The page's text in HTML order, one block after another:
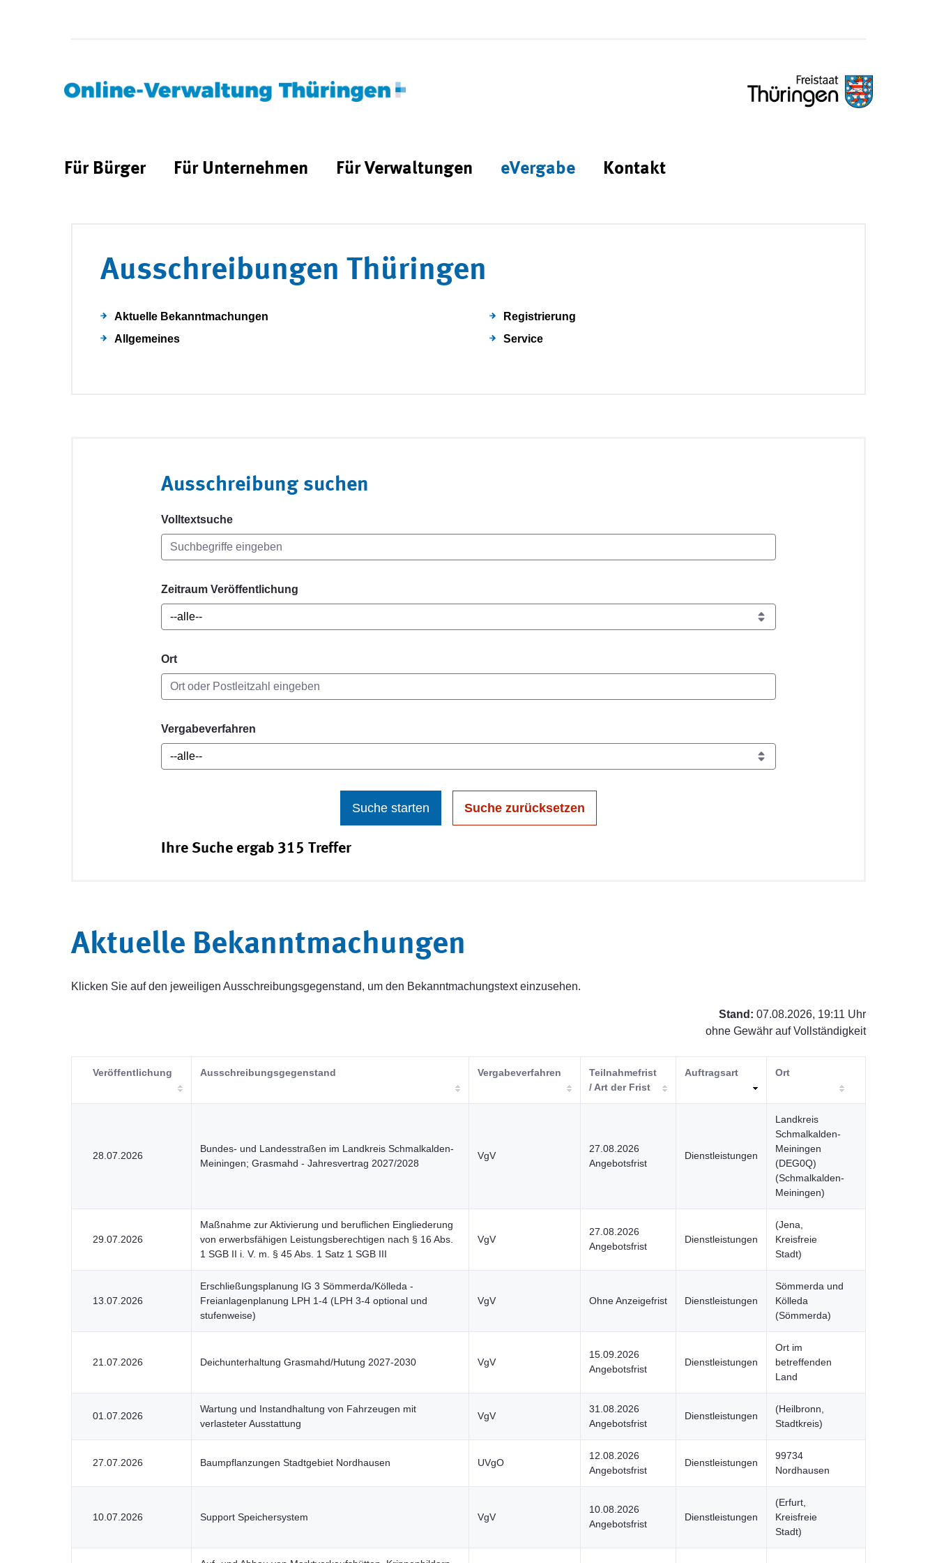
Für Bürger Für Unternehmen Für Verwaltungen eVergabe Kontakt
Ausschreibungen Thüringen
Aktuelle Bekanntmachungen
Allgemeines
Registrierung
Service
Ausschreibung suchen
Volltextsuche
Zeitraum Veröffentlichung
Ort
Vergabeverfahren
Suche starten Suche zurücksetzen
Ihre Suche ergab 315 Treffer
Aktuelle Bekanntmachungen
Klicken Sie auf den jeweiligen Ausschreibungsgegenstand, um den Bekanntmachungstext einzusehen.
Stand: 07.08.2026, 19:11 Uhr
ohne Gewähr auf Vollständigkeit
Veröffentlichung Ausschreibungsgegenstand Vergabeverfahren
Teilnahmefrist
/ Art der Frist
Auftragsart Ort
28.07.2026
Bundes- und Landesstraßen im Landkreis Schmalkalden-
Meiningen; Grasmahd - Jahresvertrag 2027/2028
VgV
27.08.2026
Angebotsfrist
Dienstleistungen
Landkreis
Schmalkalden-
Meiningen
(DEG0Q)
(Schmalkalden-
Meiningen)
29.07.2026
Maßnahme zur Aktivierung und beruflichen Eingliederung
von erwerbsfähigen Leistungsberechtigen nach § 16 Abs.
1 SGB II i. V. m. § 45 Abs. 1 Satz 1 SGB III
VgV
27.08.2026
Angebotsfrist
Dienstleistungen
(Jena,
Kreisfreie
Stadt)
13.07.2026
Erschließungsplanung IG 3 Sömmerda/Kölleda -
Freianlagenplanung LPH 1-4 (LPH 3-4 optional und
stufenweise)
VgV Ohne Anzeigefrist Dienstleistungen
Sömmerda und
Kölleda
(Sömmerda)
21.07.2026 Deichunterhaltung Grasmahd/Hutung 2027-2030 VgV
15.09.2026
Angebotsfrist
Dienstleistungen
Ort im
betreffenden
Land
01.07.2026
Wartung und Instandhaltung von Fahrzeugen mit
verlasteter Ausstattung
VgV
31.08.2026
Angebotsfrist
Dienstleistungen
(Heilbronn,
Stadtkreis)
27.07.2026 Baumpflanzungen Stadtgebiet Nordhausen UVgO
12.08.2026
Angebotsfrist
Dienstleistungen
99734
Nordhausen
10.07.2026 Support Speichersystem VgV
10.08.2026
Angebotsfrist
Dienstleistungen
(Erfurt,
Kreisfreie
Stadt)